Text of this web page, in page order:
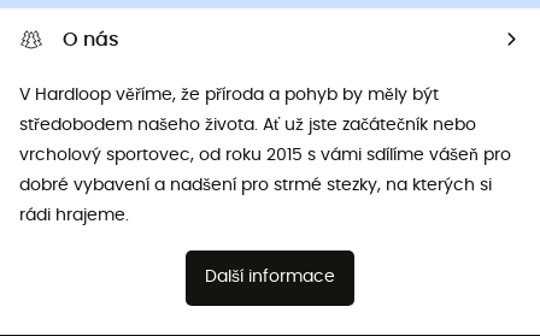
O nás
V Hardloop věříme, že příroda a pohyb by měly být
středobodem našeho života. Ať už jste začátečník nebo
vrcholový sportovec, od roku 2015 s vámi sdílíme vášeň pro
dobré vybavení a nadšení pro strmé stezky, na kterých si
rádi hrajeme.
Další informace